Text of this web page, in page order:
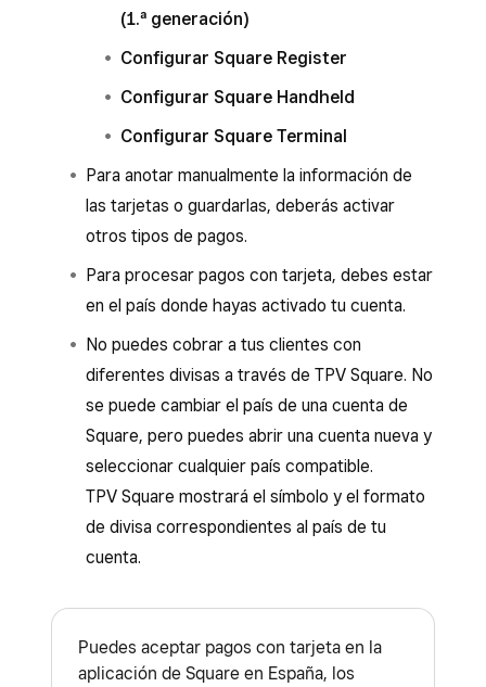
(1.ª generación)
Configurar Square Register
Configurar Square Handheld
Configurar Square Terminal
Para anotar manualmente la información de
las tarjetas o guardarlas, deberás activar
otros tipos de pagos.
Para procesar pagos con tarjeta, debes estar
en el país donde hayas activado tu cuenta.
No puedes cobrar a tus clientes con
diferentes divisas a través de TPV Square. No
se puede cambiar el país de una cuenta de
Square, pero puedes abrir una cuenta nueva y
seleccionar cualquier país compatible.
TPV Square mostrará el símbolo y el formato
de divisa correspondientes al país de tu
cuenta.
Puedes aceptar pagos con tarjeta en la
aplicación de Square en España, los